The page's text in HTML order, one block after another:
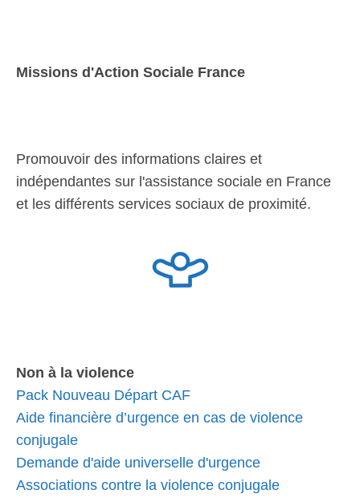
Missions d'Action Sociale France
Promouvoir des informations claires et
indépendantes sur l'assistance sociale en France
et les différents services sociaux de proximité.
Non à la violence
Pack Nouveau Départ CAF
Aide financière d’urgence en cas de violence
conjugale
Demande d'aide universelle d'urgence
Associations contre la violence conjugale